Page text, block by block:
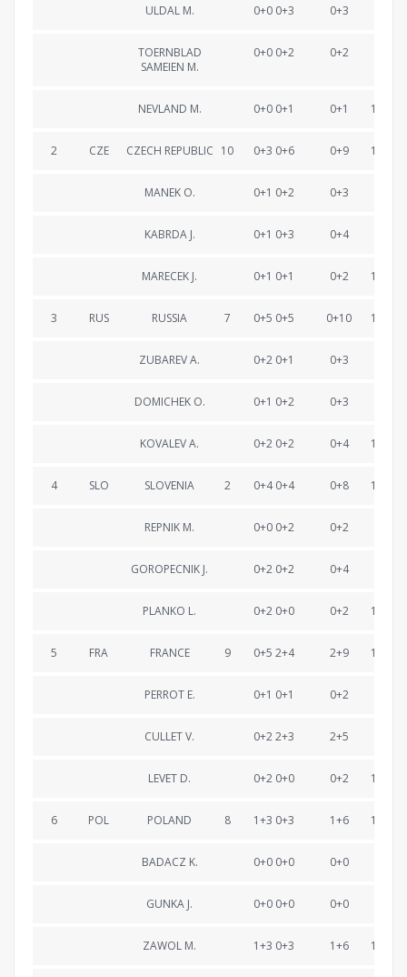
ULDAL M. 0+0 0+3 0+3
TOERNBLAD
SAMEIEN M.
0+0 0+2 0+2
NEVLAND M. 0+0 0+1 0+1
2 CZE CZECH REPUBLIC 10 0+3 0+6 0+9
MANEK O. 0+1 0+2 0+3
KABRDA J. 0+1 0+3 0+4
MARECEK J. 0+1 0+1 0+2
3 RUS RUSSIA 7 0+5 0+5 0+10
ZUBAREV A. 0+2 0+1 0+3
DOMICHEK O. 0+1 0+2 0+3
KOVALEV A. 0+2 0+2 0+4
4 SLO SLOVENIA 2 0+4 0+4 0+8
REPNIK M. 0+0 0+2 0+2
GOROPECNIK J. 0+2 0+2 0+4
PLANKO L. 0+2 0+0 0+2
5 FRA FRANCE 9 0+5 2+4 2+9
PERROT E. 0+1 0+1 0+2
CULLET V. 0+2 2+3 2+5
LEVET D. 0+2 0+0 0+2
6 POL POLAND 8 1+3 0+3 1+6
BADACZ K. 0+0 0+0 0+0
GUNKA J. 0+0 0+0 0+0
ZAWOL M. 1+3 0+3 1+6